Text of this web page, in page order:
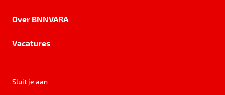
Over BNNVARA
Vacatures
Sluit je aan